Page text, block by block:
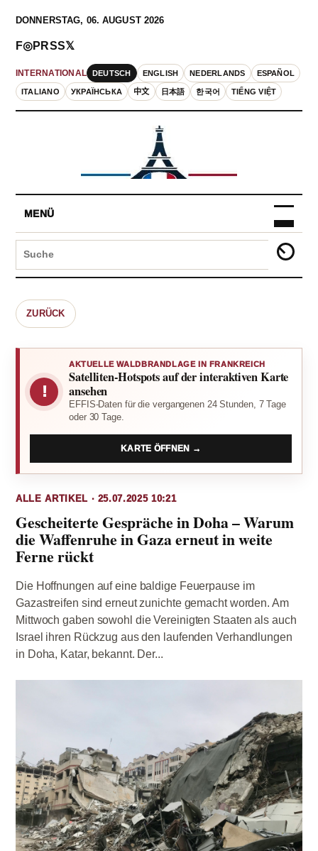
DONNERSTAG, 06. AUGUST 2026
INTERNATIONAL DEUTSCH ENGLISH NEDERLANDS ESPAÑOL
ITALIANO УКРАЇНСЬКА 中文 日本語 한국어 TIẾNG VIỆT
F◎PRSS𝕏
MENÜ
ZURÜCK
!
AKTUELLE WALDBRANDLAGE IN FRANKREICH
Satelliten-Hotspots auf der interaktiven Karte
ansehen
EFFIS-Daten für die vergangenen 24 Stunden, 7 Tage
oder 30 Tage.
KARTE ÖFFNEN →
ALLE ARTIKEL · 25.07.2025 10:21
Gescheiterte Gespräche in Doha – Warum
die Waffenruhe in Gaza erneut in weite
Ferne rückt
Die Hoffnungen auf eine baldige Feuerpause im
Gazastreifen sind erneut zunichte gemacht worden. Am
Mittwoch gaben sowohl die Vereinigten Staaten als auch
Israel ihren Rückzug aus den laufenden Verhandlungen
in Doha, Katar, bekannt. Der...